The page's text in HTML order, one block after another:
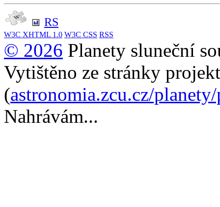
RS
W3C XHTML 1.0 W3C CSS RSS
© 2026 Planety sluneční
Vytištěno ze stránky
(astronomia.zcu.cz/
Nahrávám...